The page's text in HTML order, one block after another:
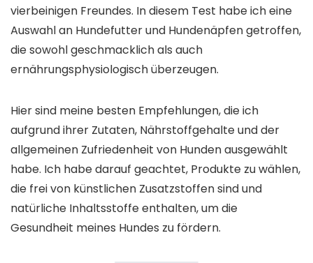
vierbeinigen Freundes. In diesem Test habe ich eine
Auswahl an Hundefutter und Hundenäpfen getroffen,
die sowohl geschmacklich als auch
ernährungsphysiologisch überzeugen.
Hier sind meine besten Empfehlungen, die ich
aufgrund ihrer Zutaten, Nährstoffgehalte und der
allgemeinen Zufriedenheit von Hunden ausgewählt
habe. Ich habe darauf geachtet, Produkte zu wählen,
die frei von künstlichen Zusatzstoffen sind und
natürliche Inhaltsstoffe enthalten, um die
Gesundheit meines Hundes zu fördern.